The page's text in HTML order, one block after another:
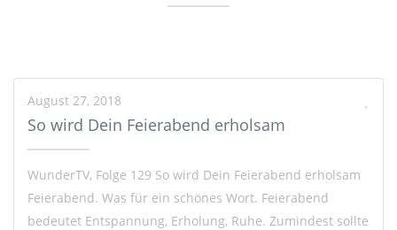
August 27, 2018
So wird Dein Feierabend erholsam
WunderTV, Folge 129 So wird Dein Feierabend erholsam
Feierabend. Was für ein schönes Wort. Feierabend
bedeutet Entspannung, Erholung, Ruhe. Zumindest sollte